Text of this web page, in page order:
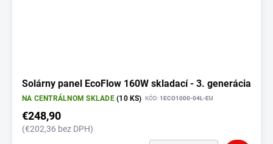
Solárny panel EcoFlow 160W skladací - 3. generácia
NA CENTRÁLNOM SKLADE(10 KS) KÓD:1ECO1000-04L-EU
€248,90
(€202,36 bez DPH)